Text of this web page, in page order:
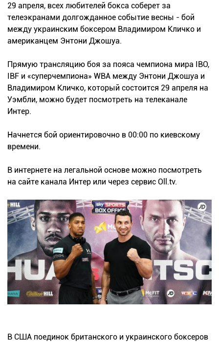
29 апреля, всех любителей бокса соберет за
телеэкранами долгожданное событие весны - бой
между украинским боксером Владимиром Кличко и
американцем Энтони Джошуа.
Прямую трансляцию боя за пояса чемпиона мира IBO,
IBF и «суперчемпиона» WBA между Энтони Джошуа и
Владимиром Кличко, который состоится 29 апреля на
Уэмбли, можно будет посмотреть на телеканале
Интер.
Начнется бой ориентировочно в 00:00 по киевскому
времени.
В интернете на легальной основе можно посмотреть
на сайте канала Интер или через сервис Oll.tv.
В США поединок британского и украинского боксеров